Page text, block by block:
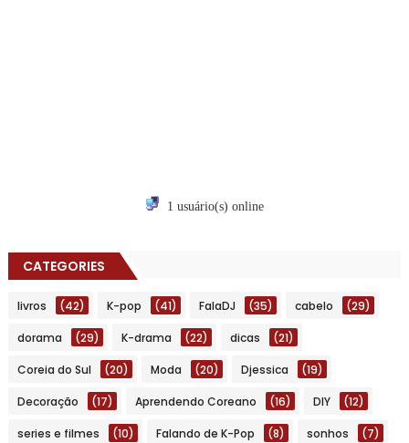
1 usuário(s) online
CATEGORIES
livros (42) K-pop (41) FalaDJ (35) cabelo (29)
dorama (29) K-drama (22) dicas (21)
Coreia do Sul (20) Moda (20) Djessica (19)
Decoração (17) Aprendendo Coreano (16) DIY (12)
series e filmes (10) Falando de K-Pop (8) sonhos (7)